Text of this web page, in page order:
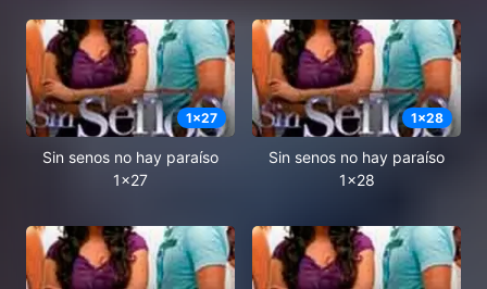
1x27
Sin senos no hay paraíso
1x27
1x28
Sin senos no hay paraíso
1x28